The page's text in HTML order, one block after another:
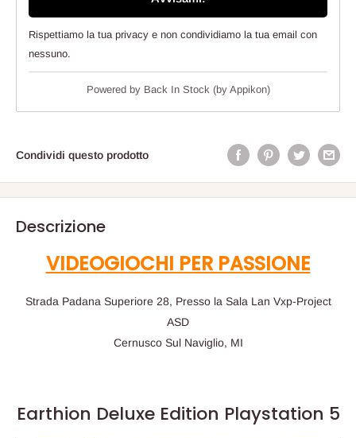
Rispettiamo la tua privacy e non condividiamo la tua email con
nessuno.
Powered by Back In Stock (by Appikon)
Condividi questo prodotto
Descrizione
VIDEOGIOCHI PER PASSIONE
Strada Padana Superiore 28, Presso la Sala Lan Vxp-Project
ASD
Cernusco Sul Naviglio, MI
Earthion Deluxe Edition Playstation 5